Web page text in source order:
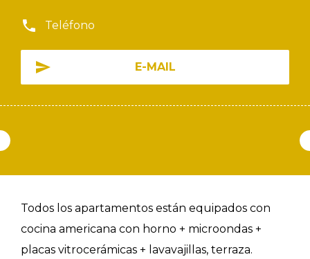
Teléfono
E-MAIL
Todos los apartamentos están equipados con
cocina americana con horno + microondas +
placas vitrocerámicas + lavavajillas, terraza.